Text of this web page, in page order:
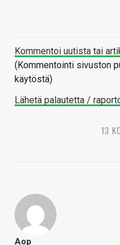
Kommentoi uutista tai
(Kommentointi sivuston
käytöstä)
Lähetä palautetta /
13
Aop